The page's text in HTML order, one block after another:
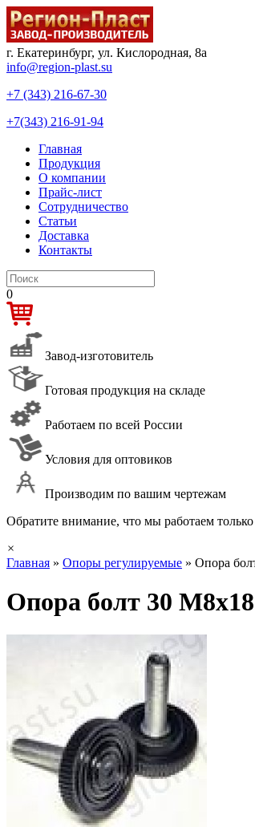
г. Екатеринбург, ул. Кислородная, 8а
info@region-plast.su
+7 (343) 216-67-30
+7(343) 216-91-94
Главная
Продукция
О компании
Прайс-лист
Сотрудничество
Статьи
Доставка
Контакты
0
Завод-изготовитель
Готовая продукция на складе
Работаем по всей России
Условия для оптовиков
Производим по вашим чертежам
Обратите внимание, что мы работаем
×
Главная » Опоры регулируемые » Опора
Опора болт 30 М8x18